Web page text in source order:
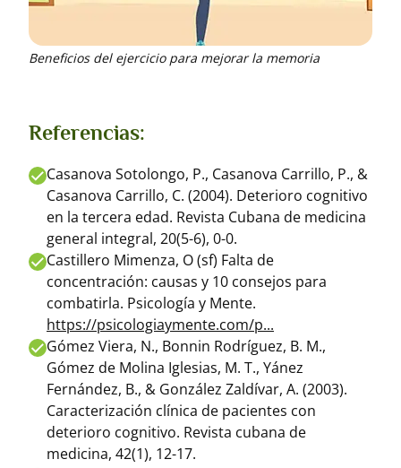
Beneficios del ejercicio para mejorar la memoria
Referencias:
Casanova Sotolongo, P., Casanova Carrillo, P., &
Casanova Carrillo, C. (2004). Deterioro cognitivo
en la tercera edad. Revista Cubana de medicina
general integral, 20(5-6), 0-0.
Castillero Mimenza, O (sf) Falta de
concentración: causas y 10 consejos para
combatirla. Psicología y Mente.
https://psicologiaymente.com/p...
Gómez Viera, N., Bonnin Rodríguez, B. M.,
Gómez de Molina Iglesias, M. T., Yánez
Fernández, B., & González Zaldívar, A. (2003).
Caracterización clínica de pacientes con
deterioro cognitivo. Revista cubana de
medicina, 42(1), 12-17.